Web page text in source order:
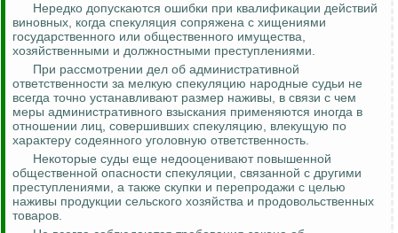
Нередко допускаются ошибки при квалификации действий
виновных, когда спекуляция сопряжена с хищениями
государственного или общественного имущества,
хозяйственными и должностными преступлениями.
При рассмотрении дел об административной
ответственности за мелкую спекуляцию народные судьи не
всегда точно устанавливают размер наживы, в связи с чем
меры административного взыскания применяются иногда в
отношении лиц, совершивших спекуляцию, влекущую по
характеру содеянного уголовную ответственность.
Некоторые суды еще недооценивают повышенной
общественной опасности спекуляции, связанной с другими
преступлениями, а также скупки и перепродажи с целью
наживы продукции сельского хозяйства и продовольственных
товаров.